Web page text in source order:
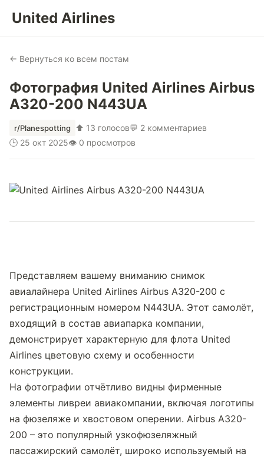
United Airlines
← Вернуться ко всем постам
Фотография United Airlines Airbus
A320-200 N443UA
r/Planespotting ⬆ 13 голосов💬 2 комментариев
🕒 25 окт 2025👁 0 просмотров
Представляем вашему вниманию снимок
авиалайнера United Airlines Airbus A320-200 с
регистрационным номером N443UA. Этот самолёт,
входящий в состав авиапарка компании,
демонстрирует характерную для флота United
Airlines цветовую схему и особенности
конструкции.
На фотографии отчётливо видны фирменные
элементы ливреи авиакомпании, включая логотипы
на фюзеляже и хвостовом оперении. Airbus A320-
200 – это популярный узкофюзеляжный
пассажирский самолёт, широко используемый на